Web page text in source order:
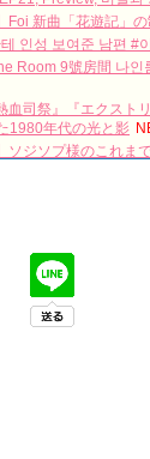
Foi 新曲「花遊記」
인성 보여준 남편 #
Room 9號房間 나
血司祭』『エクス
1980年代の光と影
ソジソプ様のこれま
감췄어야 했던 어젯
2週目 #shorts
か』イ・サンウ、ハ
異なる」を韓国語で
韓国語では？「심심
演「潜入弁護人」第1